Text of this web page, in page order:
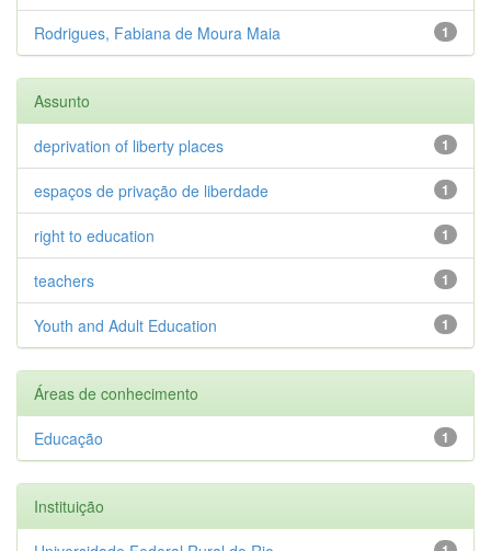
1
Rodrigues, Fabiana de Moura Maia
Assunto
1
deprivation of liberty places
1
espaços de privação de liberdade
1
right to education
1
teachers
1
Youth and Adult Education
Áreas de conhecimento
1
Educação
Instituição